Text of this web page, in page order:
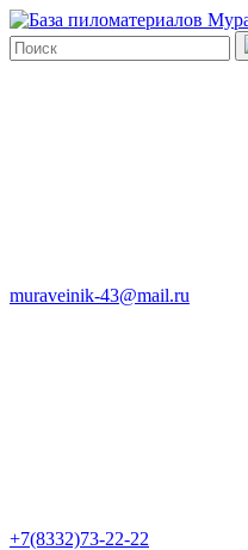
muraveinik-43@mail.ru
+7(8332)73-22-22